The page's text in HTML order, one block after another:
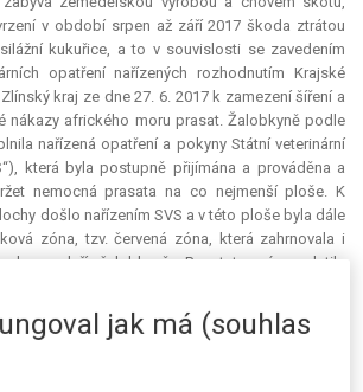
v období srpen až září 2017 škoda ztrátou
kukuřice, a to v souvislosti se zavedením
opatření nařízených rozhodnutím Krajské
kraj ze dne 27. 6. 2017 k zamezení šíření a
nákazy afrického moru prasat. Žalobkyně podle
nařízená opatření a pokyny Státní veterinární
která byla postupně přijímána a prováděna a
nemocná prasata na co nejmenší ploše. K
došlo nařízením SVS a v této ploše byla dále
zóna, tzv. červená zóna, která zahrnovala i
hospodaří žalobkyně. Pro tuto zónu platila
nákazy. Jedním z nařízení bylo i ponechání
krmení pro nakažená prasata; porosty na
žalovaná vlastníkům, včetně žalobkyně,
zanechaných porostů však nemocná prasata v
jak má (souhlas